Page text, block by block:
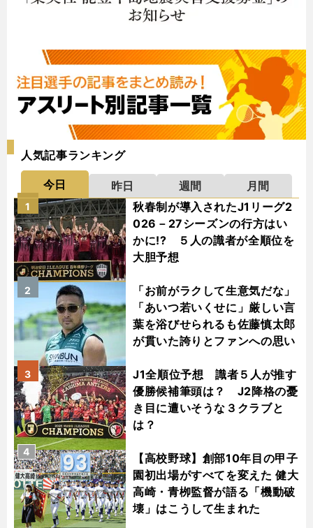
人気記事ランキング
今日 昨日 週間
月間
秋春制が導入されたJ1リーグ2
026－27シーズンの行方はい
かに!? ５人の識者が全順位を
大胆予想
1
「お前がラクして生意気だな」
「あいつ若いくせに」厳しい言
葉を浴びせられるも佐藤慎太郎
が貫いた誇りとファンへの思い
2
J1全順位予想 識者５人が推す
優勝候補筆頭は？ J2降格の憂
き目に遭いそうな３クラブと
は？
3
【高校野球】創部10年目の甲子
園初出場がすべてを変えた 健大
高崎・青栁監督が語る「機動破
壊」はこうして生まれた
4